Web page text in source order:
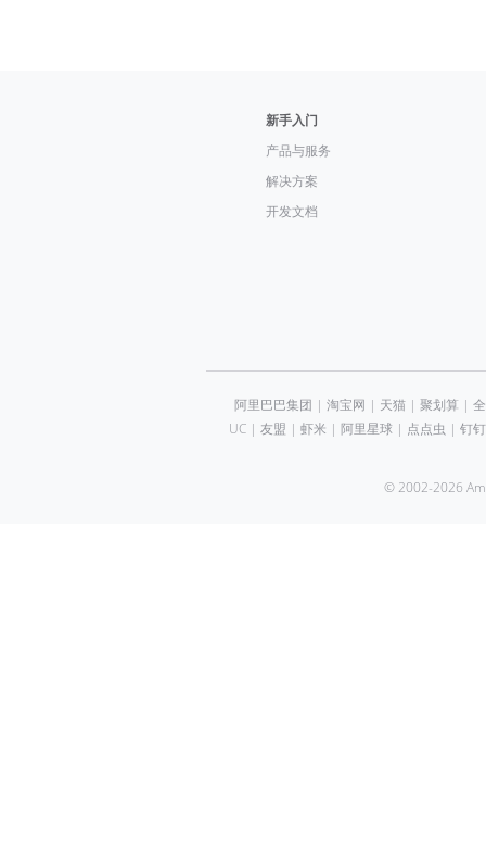
新手入门
产品与服务
解决方案
开发文档
阿里巴巴集团 | 淘宝网 | 天猫| 聚划算 |
UC| 友盟 | 虾米 | 阿里星球| 点点虫 | 钉钉
© 2002-2026